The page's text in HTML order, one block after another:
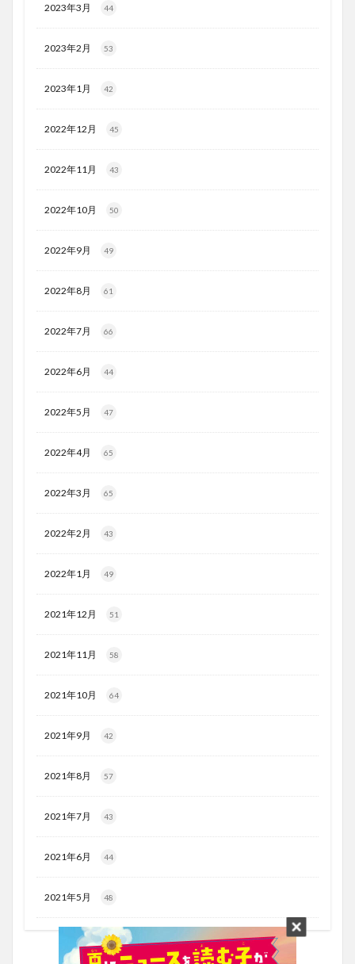
2023年3月 44
2023年2月 53
2023年1月 42
2022年12月 45
2022年11月 43
2022年10月 50
2022年9月 49
2022年8月 61
2022年7月 66
2022年6月 44
2022年5月 47
2022年4月 65
2022年3月 65
2022年2月 43
2022年1月 49
2021年12月 51
2021年11月 58
2021年10月 64
2021年9月 42
2021年8月 57
2021年7月 43
2021年6月 44
2021年5月 48